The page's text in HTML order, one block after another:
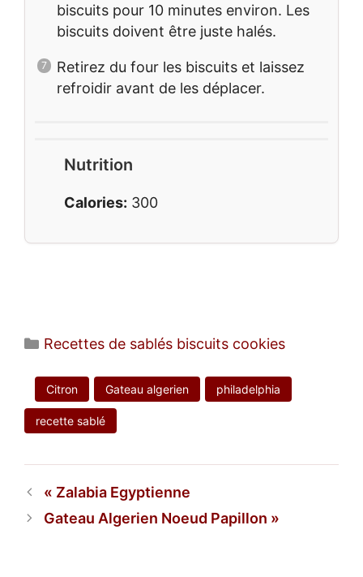
biscuits pour 10 minutes environ. Les
biscuits doivent être juste halés.
Retirez du four les biscuits et laissez
refroidir avant de les déplacer.
Nutrition
Calories: 300
Catégories
Recettes de sablés biscuits cookies
Citron Gateau algerien philadelphia
recette sablé
Zalabia Egyptienne
Gateau Algerien Noeud Papillon